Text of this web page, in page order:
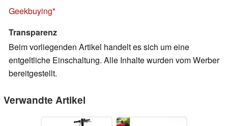
Geekbuying
Transparenz
Beim vorliegenden Artikel handelt es sich um eine
entgeltliche Einschaltung. Alle Inhalte wurden vom Werber
bereitgestellt.
Verwandte Artikel